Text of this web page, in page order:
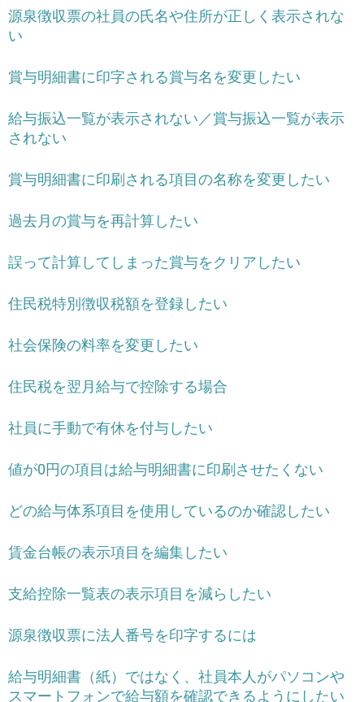
源泉徴収票の社員の氏名や住所が正しく表示されな
い
賞与明細書に印字される賞与名を変更したい
給与振込一覧が表示されない／賞与振込一覧が表示
されない
賞与明細書に印刷される項目の名称を変更したい
過去月の賞与を再計算したい
誤って計算してしまった賞与をクリアしたい
住民税特別徴収税額を登録したい
社会保険の料率を変更したい
住民税を翌月給与で控除する場合
社員に手動で有休を付与したい
値が0円の項目は給与明細書に印刷させたくない
どの給与体系項目を使用しているのか確認したい
賃金台帳の表示項目を編集したい
支給控除一覧表の表示項目を減らしたい
源泉徴収票に法人番号を印字するには
給与明細書（紙）ではなく、社員本人がパソコンや
スマートフォンで給与額を確認できるようにしたい